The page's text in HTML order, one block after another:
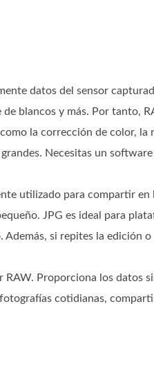
datos del sensor
blancos y más. Por tanto,
la corrección de color, la
Necesitas un
utilizado para compartir
JPG es ideal para
si repites la edición
Proporciona los datos
cotidianas,